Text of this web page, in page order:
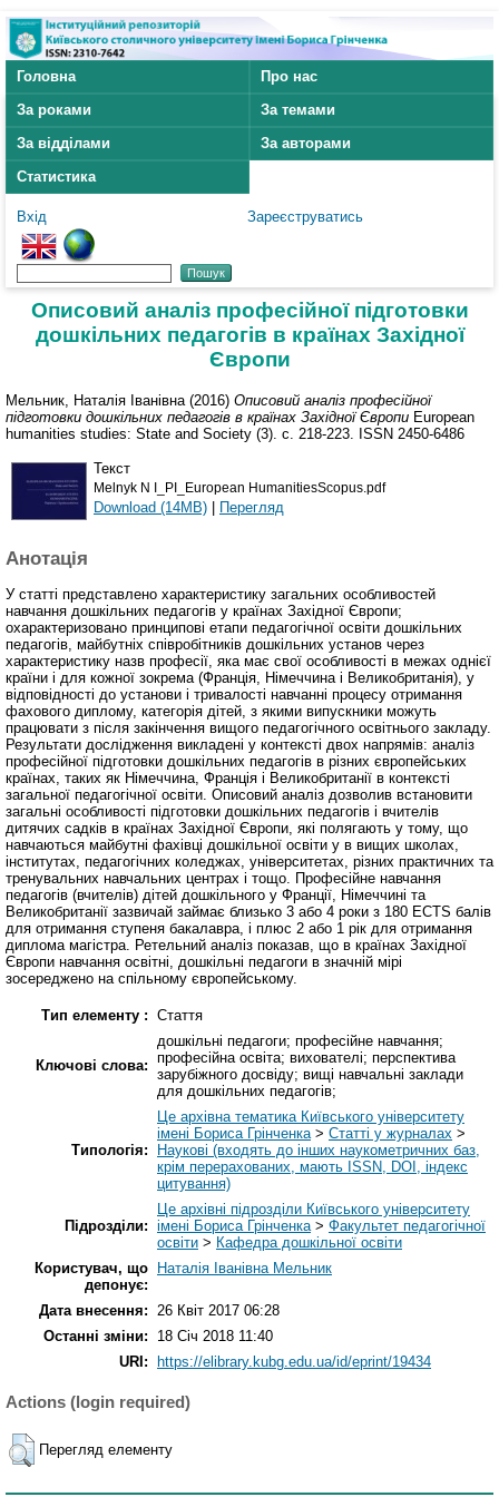
Головна
Про нас
За роками
За темами
За відділами
За авторами
Статистика
Вхід Зареєструватись
Описовий аналіз професійної підготовки
дошкільних педагогів в країнах Західної
Європи
Мельник, Наталія Іванівна (2016) Описовий аналіз професійної
підготовки дошкільних педагогів в країнах Західної Європи European
humanities studies: State and Society (3). с. 218-223. ISSN 2450-6486
Текст
Melnyk N I_PI_European HumanitiesScopus.pdf
Download (14MB) | Перегляд
Анотація
У статті представлено характеристику загальних особливостей
навчання дошкільних педагогів у країнах Західної Європи;
охарактеризовано принципові етапи педагогічної освіти дошкільних
педагогів, майбутніх співробітників дошкільних установ через
характеристику назв професії, яка має свої особливості в межах однієї
країни і для кожної зокрема (Франція, Німеччина і Великобританія), у
відповідності до установи і тривалості навчанні процесу отримання
фахового диплому, категорія дітей, з якими випускники можуть
працювати з після закінчення вищого педагогічного освітнього закладу.
Результати дослідження викладені у контексті двох напрямів: аналіз
професійної підготовки дошкільних педагогів в різних європейських
країнах, таких як Німеччина, Франція і Великобританії в контексті
загальної педагогічної освіти. Описовий аналіз дозволив встановити
загальні особливості підготовки дошкільних педагогів і вчителів
дитячих садків в країнах Західної Європи, які полягають у тому, що
навчаються майбутні фахівці дошкільної освіти у в вищих школах,
інститутах, педагогічних коледжах, університетах, різних практичних та
тренувальних навчальних центрах і тощо. Професійне навчання
педагогів (вчителів) дітей дошкільного у Франції, Німеччині та
Великобританії зазвичай займає близько 3 або 4 роки з 180 ECTS балів
для отримання ступеня бакалавра, і плюс 2 або 1 рік для отримання
диплома магістра. Ретельний аналіз показав, що в країнах Західної
Європи навчання освітні, дошкільні педагоги в значній мірі
зосереджено на спільному європейському.
Тип елементу : Стаття
Ключові слова:
дошкільні педагоги; професійне навчання;
професійна освіта; вихователі; перспектива
зарубіжного досвіду; вищі навчальні заклади
для дошкільних педагогів;
Типологія:
Це архівна тематика Київського університету
імені Бориса Грінченка> Статті у журналах >
Наукові (входять до інших наукометричних баз,
крім перерахованих, мають ISSN, DOI, індекс
цитування)
Підрозділи:
Це архівні підрозділи Київського університету
імені Бориса Грінченка> Факультет педагогічної
освіти > Кафедра дошкільної освіти
Користувач, що
депонує:
Наталія Іванівна Мельник
Дата внесення: 26 Квіт 2017 06:28
Останні зміни:
18 Січ 2018 11:40
URI:
https://elibrary.kubg.edu.ua/id/eprint/19434
Actions (login required)
Перегляд елементу